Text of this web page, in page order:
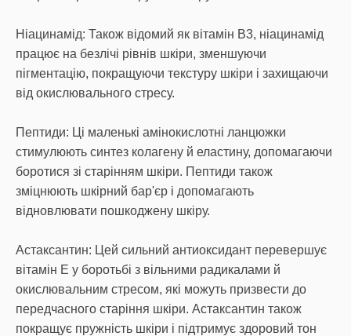
Ніацинамід: Також відомий як вітамін B3, ніацинамід
працює на безлічі рівнів шкіри, зменшуючи
пігментацію, покращуючи текстуру шкіри і захищаючи
від окислювального стресу.
Пептиди: Ці маленькі амінокислотні ланцюжки
стимулюють синтез колагену й еластину, допомагаючи
боротися зі старінням шкіри. Пептиди також
зміцнюють шкірний бар'єр і допомагають
відновлювати пошкоджену шкіру.
Астаксантин: Цей сильний антиоксидант перевершує
вітамін E у боротьбі з вільними радикалами й
окислювальним стресом, які можуть призвести до
передчасного старіння шкіри. Астаксантин також
покращує пружність шкіри і підтримує здоровий тон